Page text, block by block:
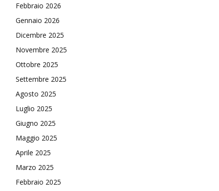
Febbraio 2026
Gennaio 2026
Dicembre 2025
Novembre 2025
Ottobre 2025
Settembre 2025
Agosto 2025
Luglio 2025
Giugno 2025
Maggio 2025
Aprile 2025
Marzo 2025
Febbraio 2025